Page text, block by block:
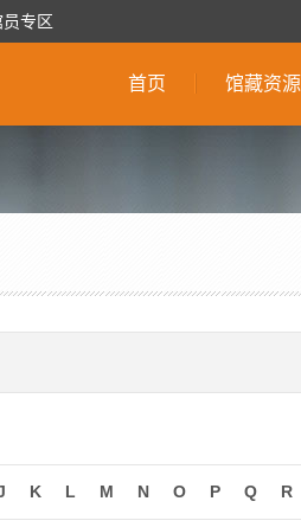
员专区
首页 馆藏资源
K L M N O P Q R